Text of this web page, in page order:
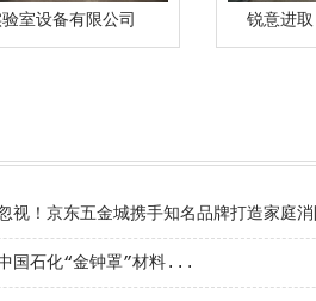
室设备有限公司 锐意进
视！京东五金城携手知名品牌打造家庭
国石化“金钟罩”材料...